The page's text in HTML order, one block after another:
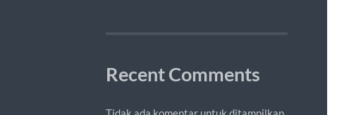
Recent Comments